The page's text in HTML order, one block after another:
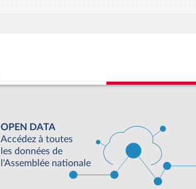
OPEN DATA
Accédez à toutes
les données de
l'Assemblée nationale